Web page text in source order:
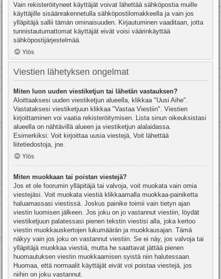
Vain rekisteröityneet käyttäjät voivat lähettää sähköpostia muille
käyttäjille sisäänrakennetulla sähköpostilomakkeella ja vain jos
ylläpitäjä sallii tämän ominaisuuden. Kirjautuminen vaaditaan, jotta
tunnistautumattomat käyttäjät eivät voisi väärinkäyttää
sähköpostijärjestelmää.
Ylös
Viestien lähetyksen ongelmat
Miten luon uuden viestiketjun tai lähetän vastauksen?
Aloittaaksesi uuden viestiketjun alueella, klikkaa "Uusi Aihe".
Vastataksesi viestiketjuun klikkaa "Vastaa Viestiin". Viestien
kirjoittaminen voi vaatia rekisteröitymisen. Lista sinun oikeuksistasi
alueella on nähtävillä alueen ja viestiketjun alalaidassa.
Esimerkiksi: Voit kirjoittaa uusia viestejä, Voit lähettää
liitetiedostoja, jne.
Ylös
Miten muokkaan tai poistan viestejä?
Jos et ole foorumin ylläpitäjä tai valvoja, voit muokata vain omia
viestejäsi. Voit muokata viestiä klikkaamalla muokkaa-painiketta
haluamassasi viestissä. Joskus painike toimii vain tietyn ajan
viestin luomisen jälkeen. Jos joku on jo vastannut viestiin, löydät
viestiketjuun palatessasi pienen tekstin viestisi alla, joka kertoo
viestin muokkauskertojen lukumäärän ja muokkausajan. Tämä
näkyy vain jos joku on vastannut viestiin. Se ei näy, jos valvoja tai
ylläpitäjä muokkaa viestiä, mutta he saattavat jättää pienen
huomautuksen viestin muokkaamisen syistä niin halutessaan.
Huomaa, että normaalit käyttäjät eivät voi poistaa viestejä, jos
niihin on joku vastannut.